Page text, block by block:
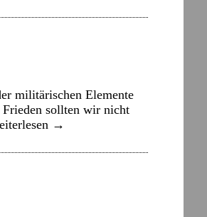
militärischen Elemente
sollten wir nicht
→